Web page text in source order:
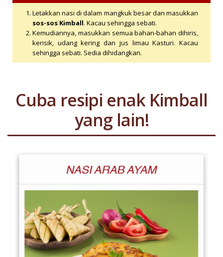
Letakkan nasi di dalam mangkuk besar dan masukkan
sos-sos Kimball. Kacau sehingga sebati.
Kemudiannya, masukkan semua bahan-bahan dihiris,
kerisik, udang kering dan jus limau Kasturi. Kacau
sehingga sebati. Sedia dihidangkan.
Cuba resipi enak Kimball
yang lain!